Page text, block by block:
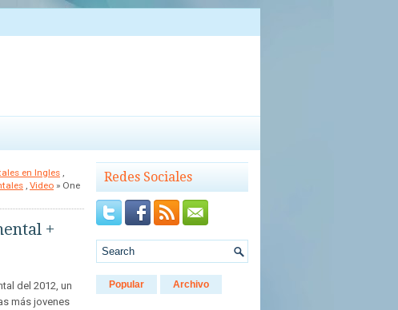
en Ingles ,
, Video » One
+
del 2012, un
más jovenes
Redes Sociales
Popular Archivo